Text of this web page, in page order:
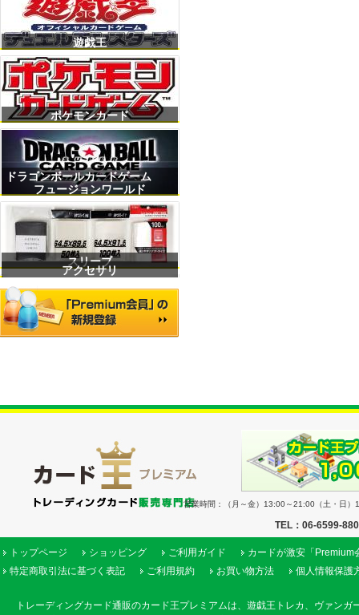
遊戯王
ポケモンカード
ドラゴンボールカードゲーム
フュージョンワールド
スリーブ
アクセサリ
営業時間：（月～金）13:00～21:00（土・日
TEL：06-6599-
トップページ ショッピング ご利用ガイド
カードが激安「Premium
特定商取引法に基づく表記
ご利用規約 お買い物方法 個人情報保護
トレーディングカード通販のカード王プレミアムは、遊戯王トレカ、ヴァン